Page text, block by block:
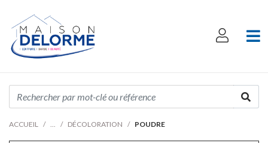
ACCUEIL DÉCOLORATION POUDRE